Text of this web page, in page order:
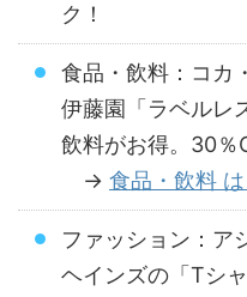
ク！
食品・飲料：コカ
伊藤園「ラベルレ
飲料がお得。30％
→ 食品・飲料
ファッション：ア
ヘインズの「Tシ